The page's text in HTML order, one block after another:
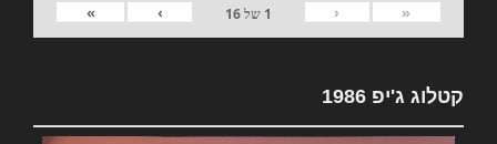
«
‹
1 של16
›
»
קטלוג ג'יפ 1986